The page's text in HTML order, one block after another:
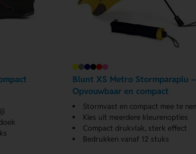
Blunt XS Metro Stormparaplu –
Opvouwbaar en compact
Stormvast en compact mee te
Kies uit meerdere kleurenopties
Compact drukvlak, sterk effect
Bedrukken vanaf 12 stuks